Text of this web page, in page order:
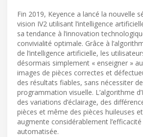
Fin 2019, Keyence a lancé la nouvelle
vision IV2 utilisant l’intelligence
sa tendance à l’innovation
convivialité optimale. Grâce à
de l’intelligence artificielle, les
désormais simplement « enseigner »
images de pièces correctes et
des résultats fiables, sans nécessiter
programmation visuelle. L’algorithme
des variations d’éclairage, des
pièces et même des pièces huileuses
augmente considérablement l’efficacité
automatisée.